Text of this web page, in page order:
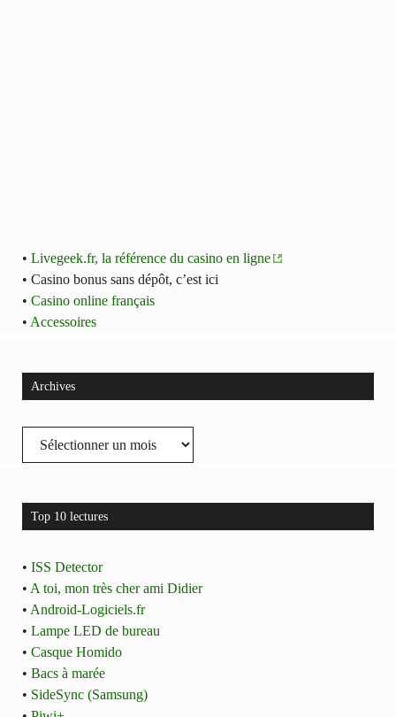
• Livegeek.fr, la référence du casino en ligne
• Casino bonus sans dépôt, c’est ici
• Casino online français
• Accessoires
Archives
Archives
Top 10 lectures
• ISS Detector
• A toi, mon très cher ami Didier
• Android-Logiciels.fr
• Lampe LED de bureau
• Casque Homido
• Bacs à marée
• SideSync (Samsung)